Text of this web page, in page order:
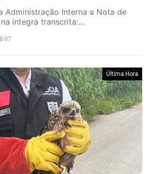
Administração Interna a Nota de
íntegra transcrita:…
Última Hora